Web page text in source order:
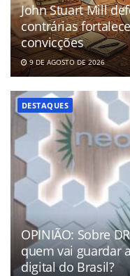
John Stuart Mill
contrárias
convicções
9 DE AGOSTO DE 2026
DESTAQUES
OPINIÃO: Sobre
quem vai guardar
digital do Brasil?